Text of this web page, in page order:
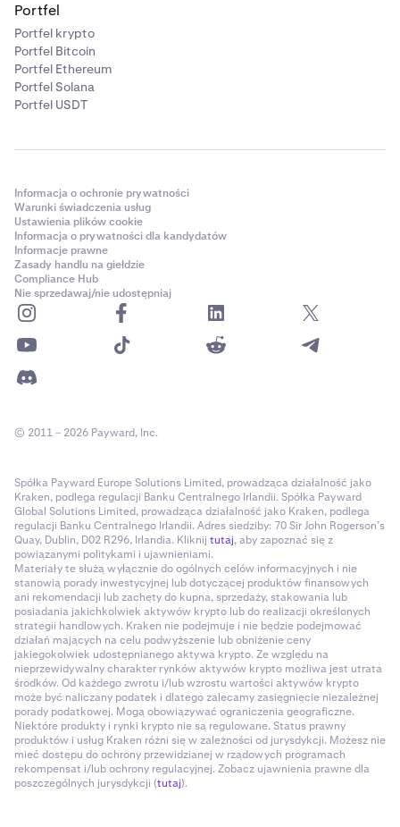
Portfel
Portfel krypto
Portfel Bitcoin
Portfel Ethereum
Portfel Solana
Portfel USDT
Informacja o ochronie prywatności
Warunki świadczenia usług
Ustawienia plików cookie
Informacja o prywatności dla kandydatów
Informacje prawne
Zasady handlu na giełdzie
Compliance Hub
Nie sprzedawaj/nie udostępniaj
© 2011 – 2026 Payward, Inc.
Spółka Payward Europe Solutions Limited, prowadząca działalność jako
Kraken, podlega regulacji Banku Centralnego Irlandii. Spółka Payward
Global Solutions Limited, prowadząca działalność jako Kraken, podlega
regulacji Banku Centralnego Irlandii. Adres siedziby: 70 Sir John Rogerson’s
Quay, Dublin, D02 R296, Irlandia. Kliknij tutaj, aby zapoznać się z
powiązanymi politykami i ujawnieniami.
Materiały te służą wyłącznie do ogólnych celów informacyjnych i nie
stanowią porady inwestycyjnej lub dotyczącej produktów finansowych
ani rekomendacji lub zachęty do kupna, sprzedaży, stakowania lub
posiadania jakichkolwiek aktywów krypto lub do realizacji określonych
strategii handlowych. Kraken nie podejmuje i nie będzie podejmować
działań mających na celu podwyższenie lub obniżenie ceny
jakiegokolwiek udostępnianego aktywa krypto. Ze względu na
nieprzewidywalny charakter rynków aktywów krypto możliwa jest utrata
środków. Od każdego zwrotu i/lub wzrostu wartości aktywów krypto
może być naliczany podatek i dlatego zalecamy zasięgnięcie niezależnej
porady podatkowej. Mogą obowiązywać ograniczenia geograficzne.
Niektóre produkty i rynki krypto nie są regulowane. Status prawny
produktów i usług Kraken różni się w zależności od jurysdykcji. Możesz nie
mieć dostępu do ochrony przewidzianej w rządowych programach
rekompensat i/lub ochrony regulacyjnej. Zobacz ujawnienia prawne dla
poszczególnych jurysdykcji (tutaj).